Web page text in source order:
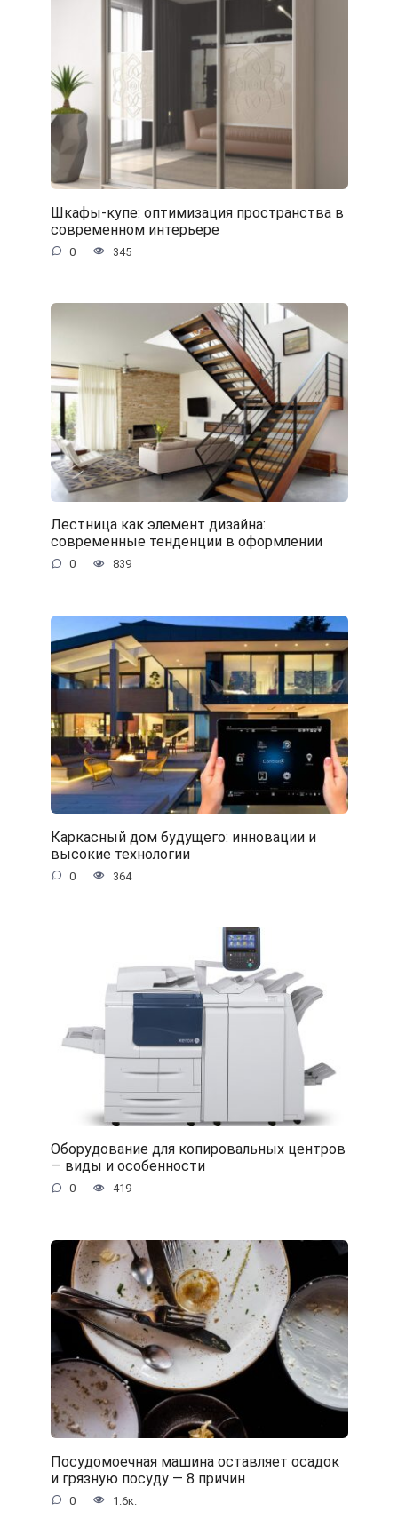
Шкафы-купе: оптимизация пространства в
современном интерьере
0 345
Лестница как элемент дизайна:
современные тенденции в оформлении
0 839
Каркасный дом будущего: инновации и
высокие технологии
0 364
Оборудование для копировальных центров
— виды и особенности
0 419
Посудомоечная машина оставляет осадок
и грязную посуду — 8 причин
0 1.6к.